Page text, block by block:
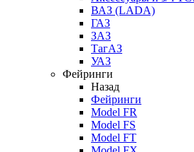
ВАЗ (LADA)
ГАЗ
ЗАЗ
ТагАЗ
УАЗ
Фейринги
Назад
Фейринги
Model FR
Model FS
Model FT